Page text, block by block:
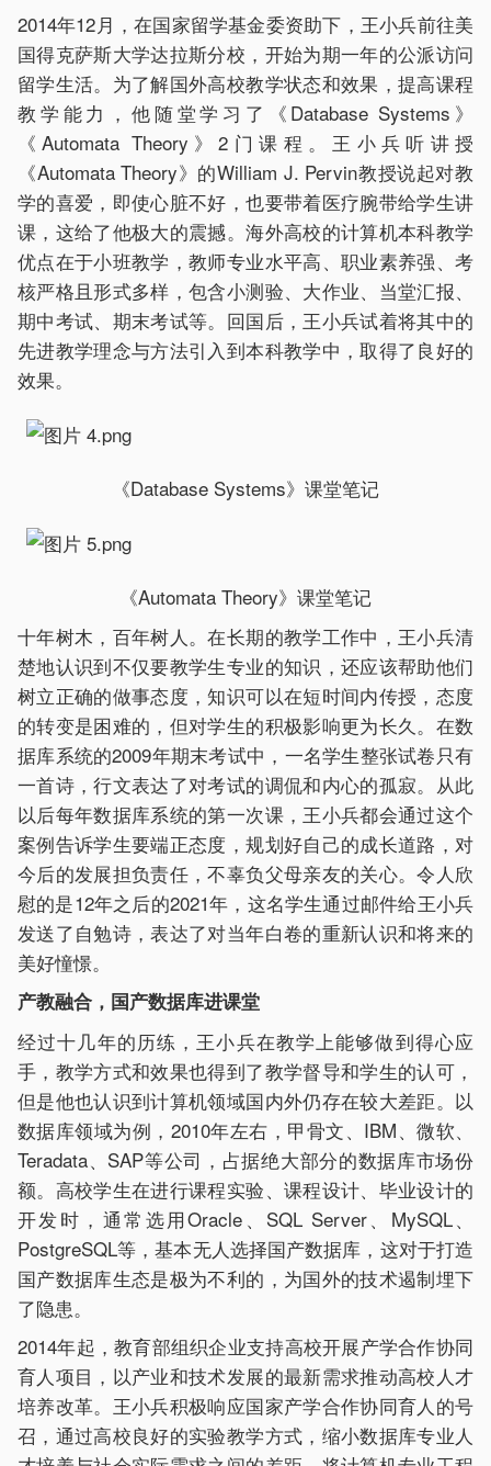
2014年12月，在国家留学基金委资助下，王小兵前往美
国得克萨斯大学达拉斯分校，开始为期一年的公派访问
留学生活。为了解国外高校教学状态和效果，提高课程
教学能力，他随堂学习了《Database Systems》
《Automata Theory》2门课程。王小兵听讲授
《Automata Theory》的William J. Pervin教授说起对教
学的喜爱，即使心脏不好，也要带着医疗腕带给学生讲
课，这给了他极大的震撼。海外高校的计算机本科教学
优点在于小班教学，教师专业水平高、职业素养强、考
核严格且形式多样，包含小测验、大作业、当堂汇报、
期中考试、期末考试等。回国后，王小兵试着将其中的
先进教学理念与方法引入到本科教学中，取得了良好的
效果。
《Database Systems》课堂笔记
《Automata Theory》课堂笔记
十年树木，百年树人。在长期的教学工作中，王小兵清
楚地认识到不仅要教学生专业的知识，还应该帮助他们
树立正确的做事态度，知识可以在短时间内传授，态度
的转变是困难的，但对学生的积极影响更为长久。在数
据库系统的2009年期末考试中，一名学生整张试卷只有
一首诗，行文表达了对考试的调侃和内心的孤寂。从此
以后每年数据库系统的第一次课，王小兵都会通过这个
案例告诉学生要端正态度，规划好自己的成长道路，对
今后的发展担负责任，不辜负父母亲友的关心。令人欣
慰的是12年之后的2021年，这名学生通过邮件给王小兵
发送了自勉诗，表达了对当年白卷的重新认识和将来的
美好憧憬。
产教融合，国产数据库进课堂
经过十几年的历练，王小兵在教学上能够做到得心应
手，教学方式和效果也得到了教学督导和学生的认可，
但是他也认识到计算机领域国内外仍存在较大差距。以
数据库领域为例，2010年左右，甲骨文、IBM、微软、
Teradata、SAP等公司，占据绝大部分的数据库市场份
额。高校学生在进行课程实验、课程设计、毕业设计的
开发时，通常选用Oracle、SQL Server、MySQL、
PostgreSQL等，基本无人选择国产数据库，这对于打造
国产数据库生态是极为不利的，为国外的技术遏制埋下
了隐患。
2014年起，教育部组织企业支持高校开展产学合作协同
育人项目，以产业和技术发展的最新需求推动高校人才
培养改革。王小兵积极响应国家产学合作协同育人的号
召，通过高校良好的实验教学方式，缩小数据库专业人